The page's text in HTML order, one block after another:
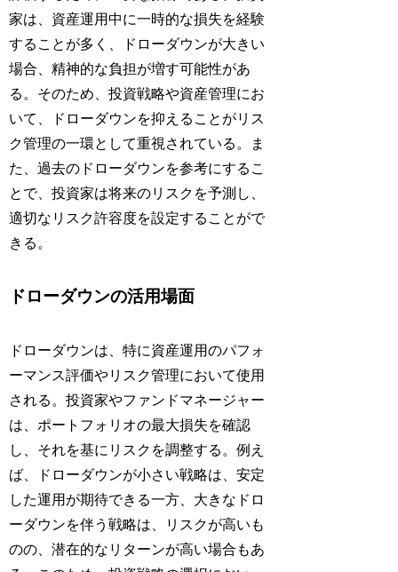
家は、資産運用中に一時的な損失を経験
することが多く、ドローダウンが大きい
場合、精神的な負担が増す可能性があ
る。そのため、投資戦略や資産管理にお
いて、ドローダウンを抑えることがリス
ク管理の一環として重視されている。ま
た、過去のドローダウンを参考にするこ
とで、投資家は将来のリスクを予測し、
適切なリスク許容度を設定することがで
きる。
ドローダウンの活用場面
ドローダウンは、特に資産運用のパフォ
ーマンス評価やリスク管理において使用
される。投資家やファンドマネージャー
は、ポートフォリオの最大損失を確認
し、それを基にリスクを調整する。例え
ば、ドローダウンが小さい戦略は、安定
した運用が期待できる一方、大きなドロ
ーダウンを伴う戦略は、リスクが高いも
のの、潜在的なリターンが高い場合もあ